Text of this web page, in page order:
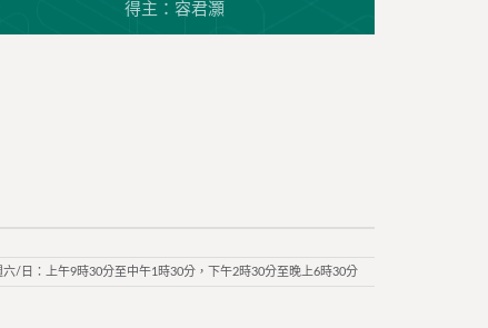
得主：容君灝
/日：上午9時30分至中午1時30分，下午2時30分至晚上6時30分